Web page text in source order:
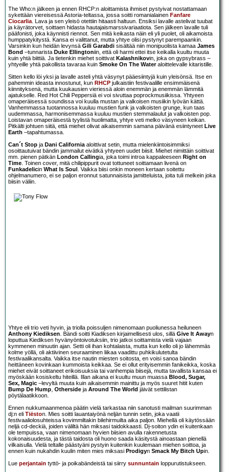
The Who:n jälkeen ja ennen RHCP:n aloittamista ihmiset pystyivat nostattamaan
sykettään viereisessä Astoria-teltassa, jossa soitti romanialainen Fanfare
Ciocarlia. Lava ja sen yleisö otettiin hitaasti haltuun. Ensiksi lavalle astelivat tuubat
ja käyrätorvet, soittaen hidasta hautajaismarssivariaatiota. Sen jälkeen lavalle tuli
pääfonisti, joka käynnisti riennot. Sen mitä keikasta näin eli yli puolet, oli aikamoista
humppatykitystä. Kansa ei valittanut, mutta yhtye olisi pystynyt parempaankin.
Varsinkin kun heidän levynsä Gili Garabdi sisältää niin monipuolista kamaa James
Bond –tunnarista Duke Ellingtoniin, että oli harmi ettei itse keikalla kuultu muuta
kuin yhtä biittiä. Ja tietenkin miehet soittivat Kalashnikovin, joka on gypsybrass –
yhtyeille yhtä pakollista tavaraa kuin Smoke On The Wateraloittelevalle kitaristille.
Sitten kello löi yksi ja lavalle asteli yhtä väsynyt pääesiintyjä kuin yleisönsä. Itse en
pahemmin ideasta innostunut, kun RHCP julkaistiin festivaalille ensimmäisenä
kiinnityksenä, mutta kuukausien vieriessä aloin enemmän ja enemmän lämmitä
ajatukselle. Red Hot Chili Peppersiä ei voi sivuttaa poprockmusiikissa. Yhtyeen
omaperäisessä soundissa voi kuulla mustan ja valkoisen musiikin lyövän kättä.
Vanhemmassa tuotannossa kuuluu mustien funk ja valkoisten grunge, kun taas
uudemmassa, harmonisemmassa kuuluu mustien stemmalaulut ja valkoisten pop.
Loistavan omaperäisestä tyylistä huolimatta, yhtye veti melko väsyneen keikan.
Pitkälti johtuen siitä, että miehet olivat aikaisemmin samana päivänä esiintyneet Live
Earth –tapahtumassa.
Can´t Stop ja Dani Californiaaloittivat setin, mutta mielenkiintoisimmiksi
osoittautuivat bändin jammailut eivätkä yhtyeen uudet biisit. Miehet nimittäin soittivat
mm. pienen pätkän London Callingia, joka toimi introa kappaleeseen Right on
Time. Toinen cover, mitä chilipippurit ovat tottuneet soittamaan livenä on
Funkadelicin What Is Soul . Vaikka biisi onkin moneen kertaan soitettu
ohjelmanumero, ei se paljon eronnut satunnaisista jamitteluista, joita tuli melkein joka
biisin väliin.
Yhtye eli trio veti hyvin, ja triolla poissuljen nimenomaan puoliunessa heiluneen
Anthony Kiediksen. Bändi soitti Kiadiksen kirjaimellisesti ulos, sillä Give It Awayn
loputtua Kiediksen hyvänyöntoivotuksiin, trio jatkoi soittamista vielä vajaan
kymmenen minuutin ajan. Setti oli ihan kohtalaista, mutta kun kello oli jo lähemmäs
kolme yöllä, oli aktiivinen seuraaminen liikaa vaadittu puhkikulutetulta
festivaalikansalta. Vaikka itse nautin miesten soitosta, en voisi sanoa bändin
heittäneen kovinkaan kummoista keikkaa. Se ei ollut erityisemmin fanikeikka, koska
miehet eivät soittaneet erikoisuuksia tai vanhempia biisejä, mutta tavallista kansaa ei
myöskään kosiskeltu hiteillä. Illan aikana ei kuultu muun muassa Blood, Sugar,
Sex, Magic –levyltä muuta kuin aikaisemmin mainittu ja myös suuret hitit kuten
Bump De Hump, Otherside ja Around The World jäivät settilistan
pöytälaatikkoon.
Ennen nukkumaanmenoa päätin vielä tarkastaa niin sanotusti mailman suurimman
dj:n eli Tiëston. Mies soitti lauantaiyönä neljän tunnin setin, joka vaatii
festivaaliolosuhteissa kovimmiltakin bilehirmuilta aika paljon. Miehellä oli käytössään
neljä cd-deckiä, joiden väliltä hän miksasi taidokkaasti. Dj-soiton ydin ei kuitenkaan
ole tempuissa, vaan nimenomaan hyvien biisien avulla rakennetusta
kokonaisuudesta, ja tästä taidosta oli huono saada käsitystä ainoastaan pienellä
vilkaisulla. Vielä teltalle päästyäni pystyin kuitenkin kuulemaan miehen soittoa, ja
ennen kuin nukahdin kuulin miten mies miksasi Prodigyn Smack My Bitch Upin.
Lue perjantain tyttö- ja poikabändeistä tai siirry sunnuntain loppurutistukseen.